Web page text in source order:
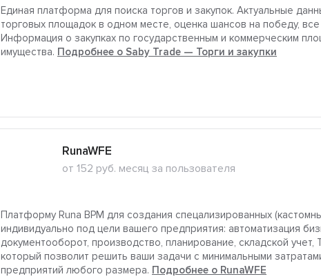
Единая платформа для поиска торгов и закупок. Актуальные
торговых площадок в одном месте, оценка шансов на победу,
Информация о закупках по государственным и коммерческим
имущества. Подробнее о Saby Trade — Торги и закупки
RunaWFE
от 152 руб. месяц за пользователя
Платформу Runa BPM для создания спецализированных
индивидуально под цели вашего предприятия: автоматизация
документооборот, производство, планирование, складской
который позволит решить ваши задачи с минимальными
предприятий любого размера. Подробнее о RunaWFE